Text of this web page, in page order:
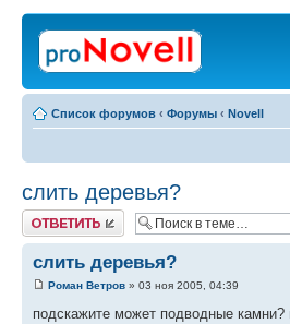
Список форумов ‹ Форумы ‹ Novell
слить деревья?
Ответить
слить деревья?
Роман Ветров » 03 ноя 2005, 04:39
подскажите может подводные камни?